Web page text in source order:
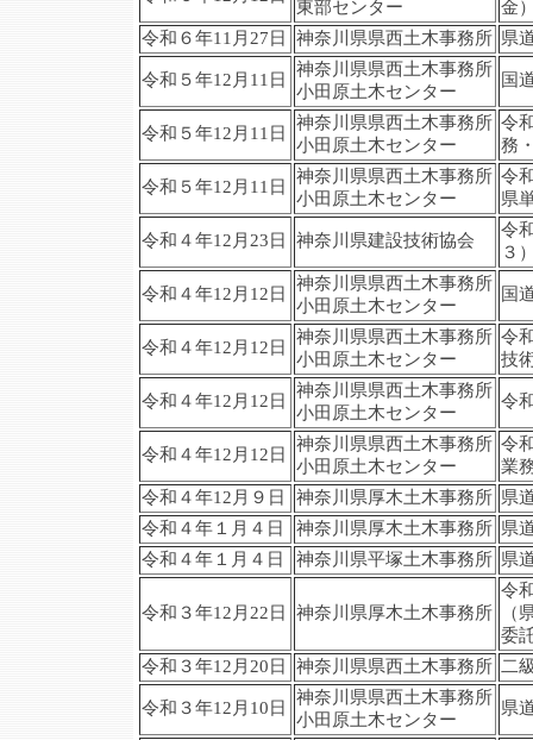
東部センター
金
令和６年11月27日
神奈川県県西土木事務所 県
令和５年12月11日
神奈川県県西土木事務所
小田原土木センター
国
令和５年12月11日
神奈川県県西土木事務所
小田原土木センター
令
務
令和５年12月11日
神奈川県県西土木事務所
小田原土木センター
令
県
令和４年12月23日 神奈川県建設技術協会
令
３
令和４年12月12日
神奈川県県西土木事務所
小田原土木センター
国
令和４年12月12日
神奈川県県西土木事務所
小田原土木センター
令
技
令和４年12月12日
神奈川県県西土木事務所
小田原土木センター
令
令和４年12月12日
神奈川県県西土木事務所
小田原土木センター
令
業
令和４年12月９日
神奈川県厚木土木事務所 県
令和４年１月４日
神奈川県厚木土木事務所 県
令和４年１月４日
神奈川県平塚土木事務所 県
令和３年12月22日 神奈川県厚木土木事務所
令
（
委
令和３年12月20日
神奈川県県西土木事務所 二
令和３年12月10日
神奈川県県西土木事務所
小田原土木センター
県